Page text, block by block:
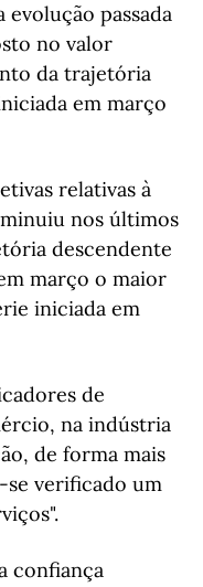
evolução passada
no valor
da trajetória
em março
relativas à
nos últimos
descendente
março o maior
iniciada em
de
na indústria
de forma mais
verificado um
confiança